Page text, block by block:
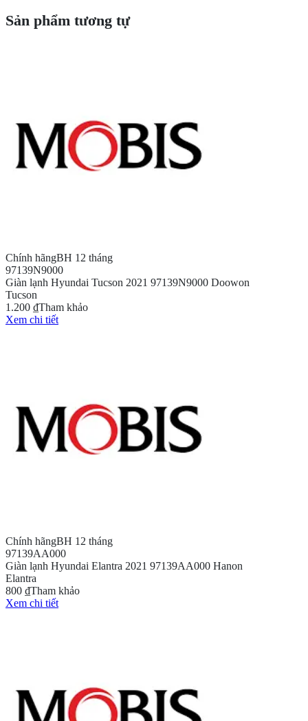
Sản phẩm tương tự
Chính hãngBH 12 tháng
97139N9000
Giàn lạnh Hyundai Tucson 2021 97139N9000 Doowon
Tucson
1.200 ₫Tham khảo
Xem chi tiết
Chính hãngBH 12 tháng
97139AA000
Giàn lạnh Hyundai Elantra 2021 97139AA000 Hanon
Elantra
800 ₫Tham khảo
Xem chi tiết